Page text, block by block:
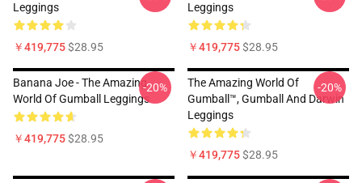
Leggings
￥419,775$28.95
Leggings
￥419,775$28.95
Banana Joe - The Amazing
World Of Gumball Leggings
￥419,775$28.95
-20%
The Amazing World Of
Gumball™, Gumball And Darwin
Leggings
￥419,775$28.95
-20%